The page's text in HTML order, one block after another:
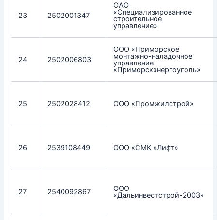
23 2502001347
ОАО
«Специализированное
строительное
управление»
24 2502006803
ООО «Приморское
монтажно-наладочное
управление
«Приморскэнергоуголь»
25 2502028412 ООО «Промжилстрой»
26 2539108449 ООО «СМК «Лифт»
27 2540092867 ООО
«Дальинвестстрой-2003»